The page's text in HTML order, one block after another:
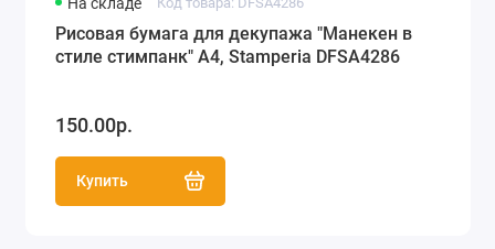
Рисовая бумага для декупажа "Манекен в
стиле стимпанк" А4, Stamperia DFSA4286
150.00р.
Купить